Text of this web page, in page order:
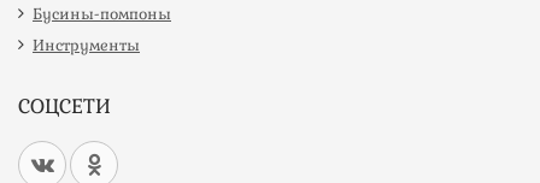
Бусины-помпоны
Инструменты
СОЦСЕТИ